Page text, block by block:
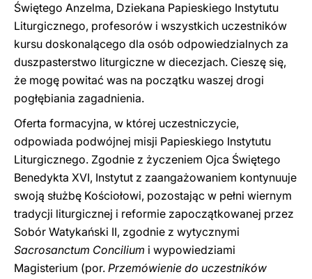
Świętego Anzelma, Dziekana Papieskiego Instytutu
Liturgicznego, profesorów i wszystkich uczestników
kursu doskonalącego dla osób odpowiedzialnych za
duszpasterstwo liturgiczne w diecezjach. Cieszę się,
że mogę powitać was na początku waszej drogi
pogłębiania zagadnienia.
Oferta formacyjna, w której uczestniczycie,
odpowiada podwójnej misji Papieskiego Instytutu
Liturgicznego. Zgodnie z życzeniem Ojca Świętego
Benedykta XVI, Instytut z zaangażowaniem kontynuuje
swoją służbę Kościołowi, pozostając w pełni wiernym
tradycji liturgicznej i reformie zapoczątkowanej przez
Sobór Watykański II, zgodnie z wytycznymi
Sacrosanctum Concilium i wypowiedziami
Magisterium (por. Przemówienie do uczestników